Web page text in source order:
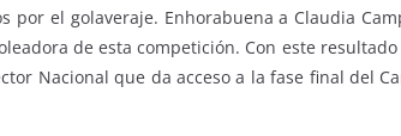
por el golaveraje. Enhorabuena a Claudia
de esta competición. Con este
Nacional que da acceso a la fase final del